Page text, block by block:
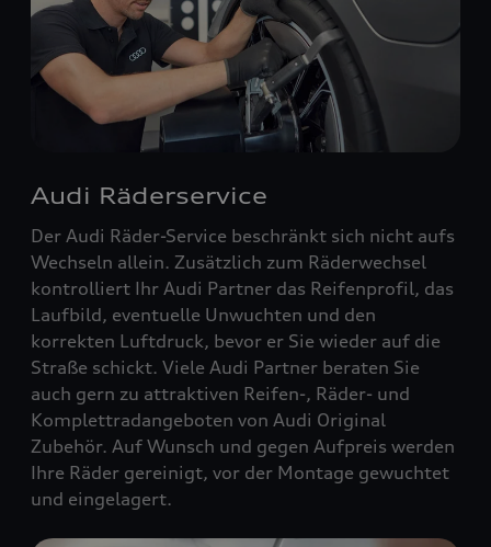
Audi Räderservice
Der Audi Räder-Service beschränkt sich nicht aufs
Wechseln allein. Zusätzlich zum Räderwechsel
kontrolliert Ihr Audi Partner das Reifenprofil, das
Laufbild, eventuelle Unwuchten und den
korrekten Luftdruck, bevor er Sie wieder auf die
Straße schickt. Viele Audi Partner beraten Sie
auch gern zu attraktiven Reifen-, Räder- und
Komplettradangeboten von Audi Original
Zubehör. Auf Wunsch und gegen Aufpreis werden
Ihre Räder gereinigt, vor der Montage gewuchtet
und eingelagert.